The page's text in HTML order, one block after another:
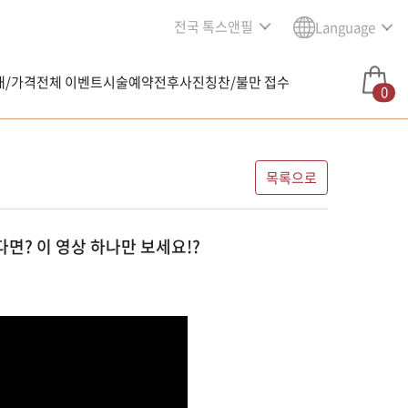
전국 톡스앤필 Language
/가격전체 이벤트시술예약전후사진칭찬/불만 접수 0
목록으로
면? 이 영상 하나만 보세요!?